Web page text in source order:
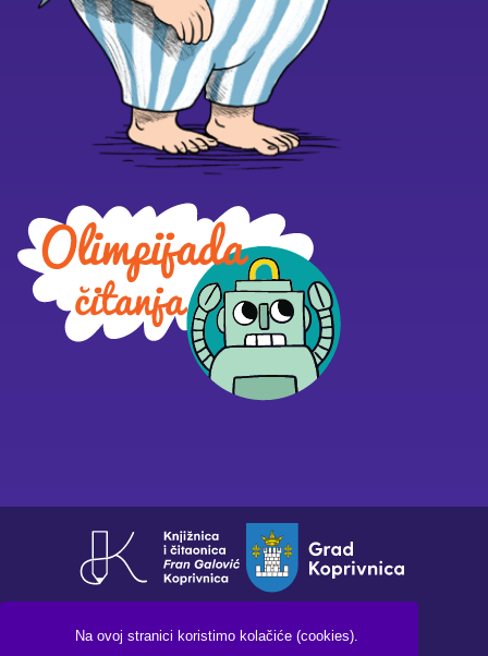
Na ovoj stranici koristimo kolačiće (cookies).